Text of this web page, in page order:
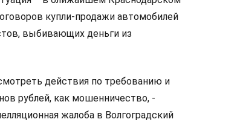
купли-продажи автомобилей
выбивающих деньги из
действия по требованию и
рублей, как мошенничество, -
жалоба в Волгоградский